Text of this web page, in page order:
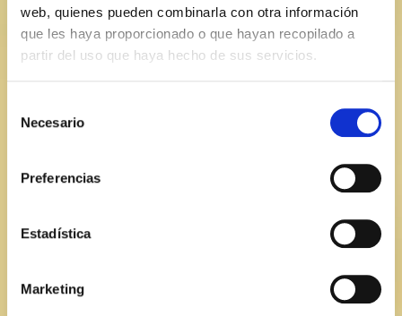
web, quienes pueden combinarla con otra información
que les haya proporcionado o que hayan recopilado a
partir del uso que haya hecho de sus servicios.
Necesario
Preferencias
Estadística
Marketing
Correo electrónico*